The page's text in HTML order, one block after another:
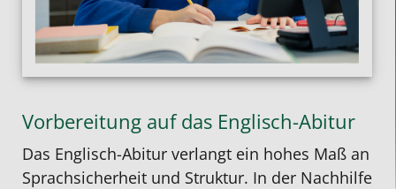
Vorbereitung auf das Englisch-Abitur
Das Englisch-Abitur verlangt ein hohes Maß an
Sprachsicherheit und Struktur. In der Nachhilfe